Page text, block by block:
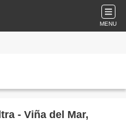
MENU
- Viña del Mar,